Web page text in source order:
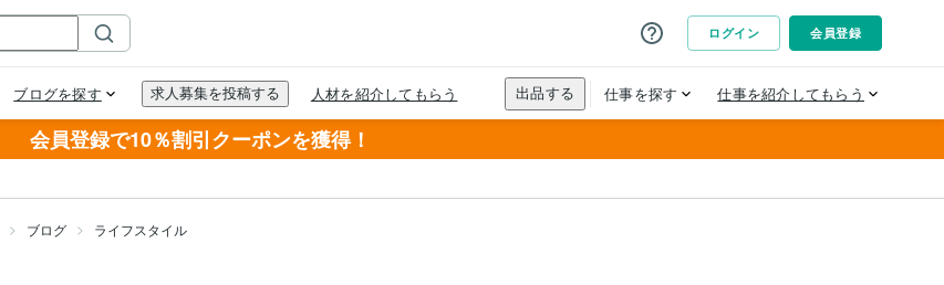
会員登録で10％割引クーポンを獲得！
ブログ ライフスタイル